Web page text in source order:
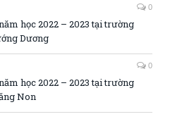
0
học 2022 – 2023 tại trường
Dương
0
học 2022 – 2023 tại trường
Non